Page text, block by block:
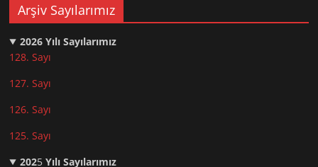
Arşiv Sayılarımız
2026 Yılı Sayılarımız
128. Sayı
127. Sayı
126. Sayı
125. Sayı
2025Yılı Sayılarımız